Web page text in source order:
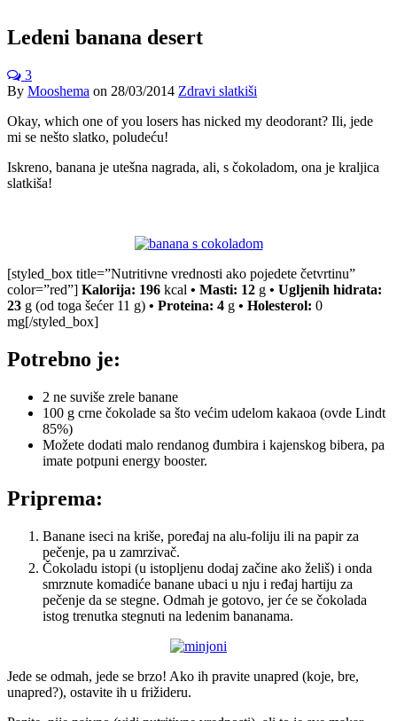
Ledeni banana desert
3
By Mooshema on 28/03/2014 Zdravi slatkiši
Okay, which one of you losers has nicked my deodorant? Ili, jede
mi se nešto slatko, poludeću!
Iskreno, banana je utešna nagrada, ali, s čokoladom, ona je kraljica
slatkiša!
[styled_box title=”Nutritivne vrednosti ako pojedete četvrtinu”
color=”red”] Kalorija: 196 kcal • Masti: 12 g • Ugljenih hidrata:
23 g (od toga šećer 11 g) • Proteina: 4 g • Holesterol: 0
mg[/styled_box]
Potrebno je:
2 ne suviše zrele banane
100 g crne čokolade sa što većim udelom kakaoa (ovde Lindt
85%)
Možete dodati malo rendanog đumbira i kajenskog bibera, pa
imate potpuni energy booster.
Priprema:
Banane iseci na kriše, poređaj na alu-foliju ili na papir za
pečenje, pa u zamrzivač.
Čokoladu istopi (u istopljenu dodaj začine ako želiš) i onda
smrznute komadiće banane ubaci u nju i ređaj hartiju za
pečenje da se stegne. Odmah je gotovo, jer će se čokolada
istog trenutka stegnuti na ledenim bananama.
Jede se odmah, jede se brzo! Ako ih pravite unapred (koje, bre,
unapred?), ostavite ih u frižideru.